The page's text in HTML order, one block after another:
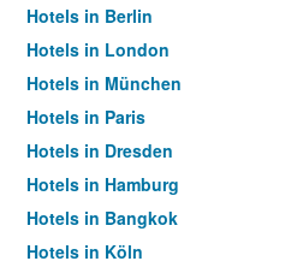
Hotels in Berlin
Hotels in London
Hotels in München
Hotels in Paris
Hotels in Dresden
Hotels in Hamburg
Hotels in Bangkok
Hotels in Köln